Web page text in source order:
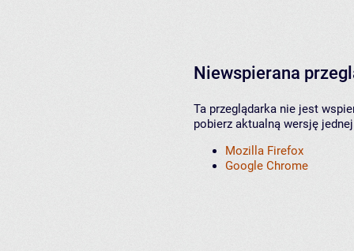
Niewspierana
Ta przeglądarka nie jest
pobierz aktualną wersję
Mozilla Firefox
Google Chrome